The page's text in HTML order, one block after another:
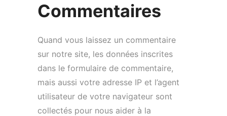
Commentaires
Quand vous laissez un commentaire
sur notre site, les données inscrites
dans le formulaire de commentaire,
mais aussi votre adresse IP et l’agent
utilisateur de votre navigateur sont
collectés pour nous aider à la